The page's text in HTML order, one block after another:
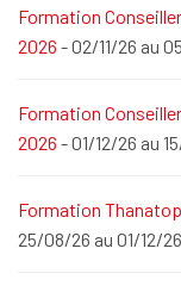
Formation
2026 - 02/11/26 au
Formation
2026 - 01/12/26 au
Formation
25/08/26 au 01/12/26